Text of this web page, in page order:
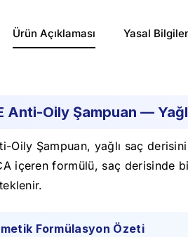
Ürün Açıklaması Yasal
Anti-Oily Şampuan —
Oily Şampuan, yağlı saç
içeren formülü, saç derisinde
Formülasyon Özeti